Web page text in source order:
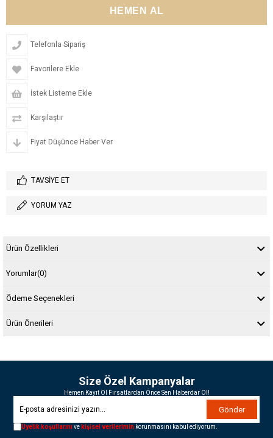
Telefonla Sipariş
Favorilere Ekle
İstek Listeme Ekle
Karşılaştır
Fiyat Düşünce Haber Ver
TAVSIYE ET
YORUM YAZ
Ürün Özellikleri
Yorumlar(0)
Ödeme Seçenekleri
Ürün Önerileri
Size Özel Kampanyalar
Hemen Kayıt Ol Fırsatlardan Önce Sen Haberdar Ol!
Gönder
Üyelik koşullarınıve kişisel verilerimin korunmasını kabul ediyorum.